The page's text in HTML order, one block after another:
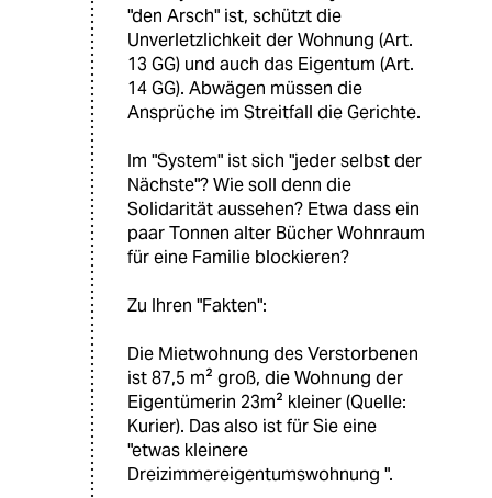
"den Arsch" ist, schützt die
Unverletzlichkeit der Wohnung (Art.
13 GG) und auch das Eigentum (Art.
14 GG). Abwägen müssen die
Ansprüche im Streitfall die Gerichte.
Im "System" ist sich "jeder selbst der
Nächste"? Wie soll denn die
Solidarität aussehen? Etwa dass ein
paar Tonnen alter Bücher Wohnraum
für eine Familie blockieren?
Zu Ihren "Fakten":
Die Mietwohnung des Verstorbenen
ist 87,5 m² groß, die Wohnung der
Eigentümerin 23m² kleiner (Quelle:
Kurier). Das also ist für Sie eine
"etwas kleinere
Dreizimmereigentumswohnung ".